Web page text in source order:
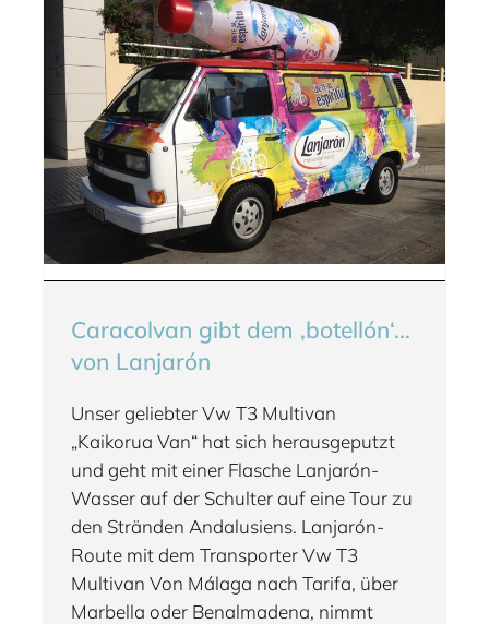
Caracolvan gibt dem ‚botellón‘...
von Lanjarón
Unser geliebter Vw T3 Multivan
„Kaikorua Van“ hat sich herausgeputzt
und geht mit einer Flasche Lanjarón-
Wasser auf der Schulter auf eine Tour zu
den Stränden Andalusiens. Lanjarón-
Route mit dem Transporter Vw T3
Multivan Von Málaga nach Tarifa, über
Marbella oder Benalmadena, nimmt